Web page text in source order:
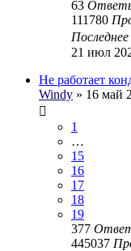
63
111780
21 июл
Не работает
Windy » 16 май
1
…
15
16
17
18
19
377
445037